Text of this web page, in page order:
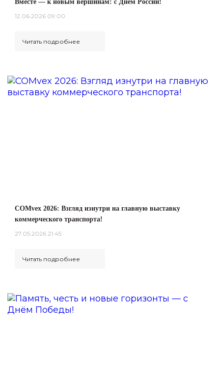
Вместе — к новым вершинам: с Днём России!
12.06.2026 09:00
Читать подробнее
COMvex 2026: Взгляд изнутри на главную выставку
коммерческого транспорта!
27.05.2026 21:45
Читать подробнее